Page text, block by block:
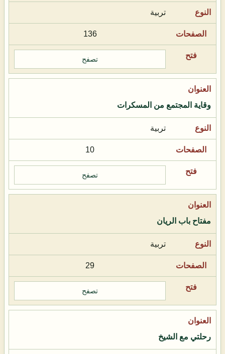
تربية
136
تصفح
وقاية المجتمع من المسكرات
تربية
10
تصفح
مفتاح باب الريان
تربية
29
تصفح
رحلتي مع الشيخ